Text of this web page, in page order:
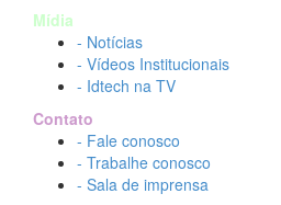
Mídia
- Notícias
- Vídeos Institucionais
- Idtech na TV
Contato
- Fale conosco
- Trabalhe conosco
- Sala de imprensa